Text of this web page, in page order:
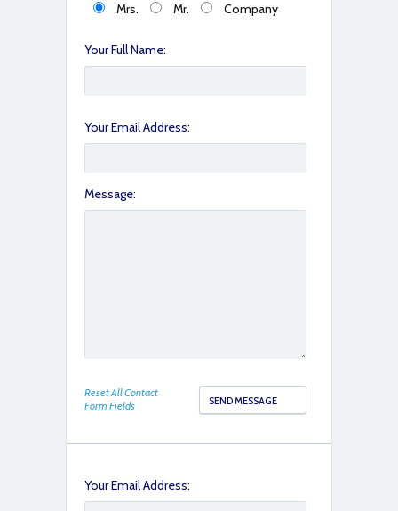
Mrs.
Mr. Company
Your Full Name:
Your Email Address:
Message:
Reset All Contact
Form Fields
Your Email Address: